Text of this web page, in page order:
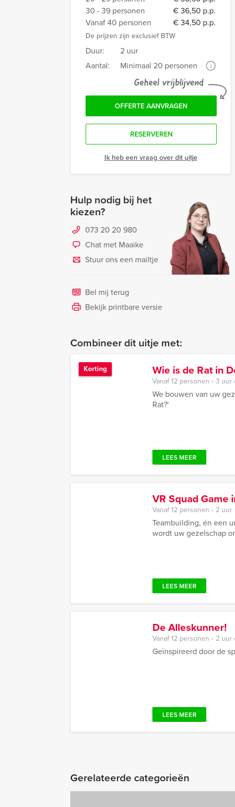
30 - 39 personen
€ 36,50 p.p.
Vanaf 40 personen
€ 34,50 p.p.
De prijzen zijn exclusief BTW
Duur:
2 uur
Aantal:
Minimaal 20 personen i
Geheel vrijblijvend
OFFERTE AANVRAGEN
RESERVEREN
Ik heb een vraag over dit uitje
Hulp nodig bij het
kiezen?
073 20 20 980
Chat met Maaike
Stuur ons een mailtje
Bel mij terug
Bekijk printbare versie
Combineer dit uitje met:
Wie is de Rat in
Korting
Vanaf 12 personen ‐ 3
We bouwen van uw
Rat?'
LEES MEER
VR Squad Game
Vanaf 12 personen ‐ 2 uur
Teambuilding, én een
wordt uw gezelschap
LEES MEER
De Alleskunner!
Vanaf 12 personen ‐ 2
Geïnspireerd door de
LEES MEER
Gerelateerde categorieën